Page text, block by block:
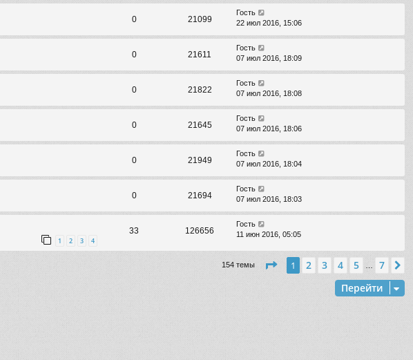
0 21099
Гость
22 июл 2016, 15:06
0 21611
Гость
07 июл 2016, 18:09
0 21822
Гость
07 июл 2016, 18:08
0 21645
Гость
07 июл 2016, 18:06
0 21949
Гость
07 июл 2016, 18:04
0 21694
Гость
07 июл 2016, 18:03
1 2 3 4
33 126656
Гость
11 июн 2016, 05:05
154 темы Страница из 7
1 2 3 4 5 7
Перейти